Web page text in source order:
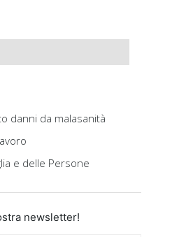
danni da malasanità
e delle Persone
newsletter!